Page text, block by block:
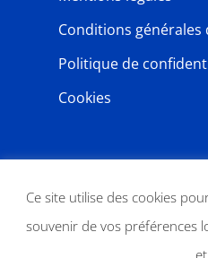
Conditions générales
Politique de
Cookies
Ce site utilise des cookies
souvenir de vos préférences
et